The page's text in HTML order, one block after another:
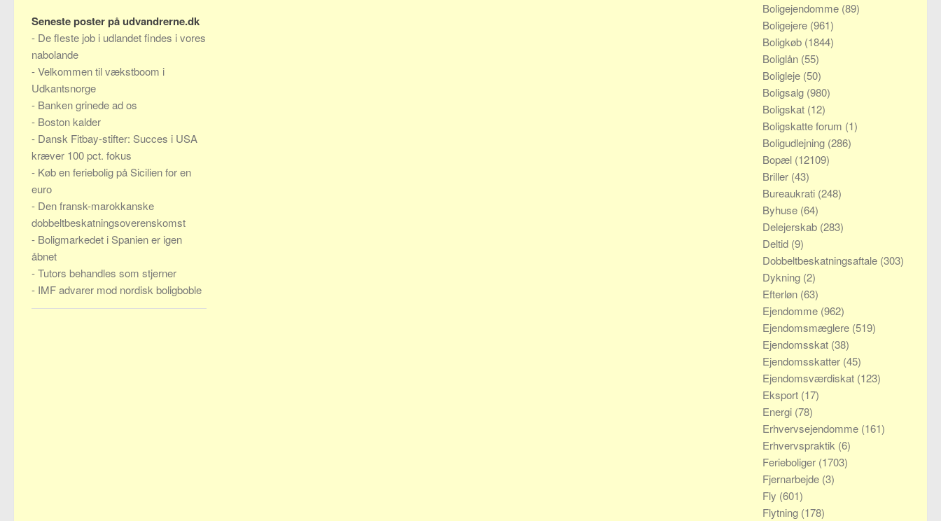
Seneste poster på udvandrerne.dk
- De fleste job i udlandet findes i vores
nabolande
-Velkommen til vækstboom i
Udkantsnorge
- Banken grinede ad os
- Boston kalder
- Dansk Fitbay-stifter: Succes i USA
kræver 100 pct. fokus
- Køb en feriebolig på Sicilien for en
euro
- Den fransk-marokkanske
dobbeltbeskatningsoverenskomst
- Boligmarkedet i Spanien er igen
åbnet
-Tutors behandles som stjerner
- IMF advarer mod nordisk boligboble
Boligejendomme (89)
Boligejere (961)
Boligkøb (1844)
Boliglån (55)
Boligleje (50)
Boligsalg (980)
Boligskat (12)
Boligskatte forum (1)
Boligudlejning (286)
Bopæl (12109)
Briller (43)
Bureaukrati (248)
Byhuse (64)
Delejerskab (283)
Deltid (9)
Dobbeltbeskatningsaftale (303)
Dykning (2)
Efterløn (63)
Ejendomme (962)
Ejendomsmæglere (519)
Ejendomsskat (38)
Ejendomsskatter (45)
Ejendomsværdiskat (123)
Eksport (17)
Energi (78)
Erhvervsejendomme (161)
Erhvervspraktik (6)
Ferieboliger (1703)
Fjernarbejde (3)
Fly (601)
Flytning (178)